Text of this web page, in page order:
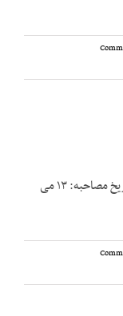
روایت‌کننده: آقای مهندس جعفر شریف امامی تاریخ مصاحبه: ۱۳ می